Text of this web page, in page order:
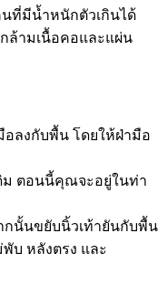
ที่มีน้ำหนักตัวเกินได้
ล้ามเนื้อคอและแผ่น
ลงกับพื้น โดยให้ฝ่ามือ
ม ตอนนี้คุณจะอยู่ในท่า
กนั้นขยับนิ้วเท้ายันกับพื้น
บ หลังตรง และ